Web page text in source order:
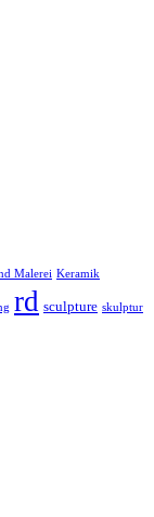
Malerei Keramik
rd sculpture skulptur